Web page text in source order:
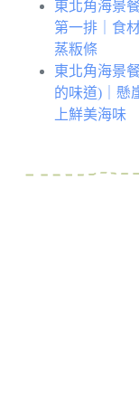
東北角海景
第一排｜食
蒸粄條
東北角海景
的味道)｜懸
上鮮美海味